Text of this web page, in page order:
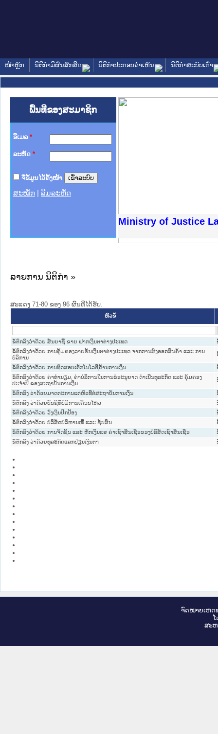
ໜ້າຫຼັກ ນິຕິກໍາມີຜົນສັກສິດ ນິຕິກໍາປະກອບຄໍາເຫັນ ນິຕິກໍາສະບັບເກົ່າ
ພື້ນທີ່ຂອງສະມາຊິກ
ອີເມລ *
ລະຫັດ *
ຈື່ຂໍ້ມູນໄວ້ຄັ້ງໜ້າ
ສະໝັກ ລືມລະຫັດ
Ministry of Justice
າຊົນ ພາກເໜືອ
ການ
ກາງ
ໃຕ້
ຕຳຫຼວດປະຊາຊົນ
ສັນຕິບານປະຊາຊົນ
ກເໜືອ
າຊົນ ພາກກາງ
ລາຍການ ນິຕິກໍາ »
ສະແດງ 71-80 ຂອງ 96 ຜົນທີ່ໄດ້ຮັບ.
ຫົວຂໍ້
ຂໍ້ຕົກລົງວ່າດ້ວຍ ສັນຍາຊື້ ຂາຍ ຝາກເງິນຕາຕ່າງປະເທດ
ຂໍ້ຕົກລົງວ່າດ້ວຍ ການຄຸ້ມຄອງລາຍຮັບເງິນຕາຕ່າງປະເທດ ຈາກການສົ່ງອອກສິນຄ້າ ແລະ ການ
ບໍລິການ
ຂໍ້ຕົກລົງວ່າດ້ວຍ ການທົດສອບເຕັກໂນໂລຊີດ້ານການເງິນ
ຂໍ້ຕົກລົງວ່າດ້ວຍ ຄ່າທຳນຽມ, ຄ່າບໍລິການໃນການຂໍອະນຸຍາດ ດຳເນີນທຸລະກິດ ແລະ ຄຸ້ມຄອງ
ປະຈຳປີ ຂອງສະຖາບັນການເງິນ
ຂໍ້ຕົກລົງ ວ່າດ້ວຍມາດຕະການແຕ່ຫົວທີຕໍ່ສະຖາບັນການເງິນ
ຂໍ້ຕົກລົງ ວ່າດ້ວຍບັນຊີທີ່ບໍ່ມີການເຄື່ອນໄຫວ
ຂໍ້ຕົກລົງວ່າດ້ວຍ ວົງເງິນປົກປ້ອງ
ຂໍ້ຕົກລົງວ່າດ້ວຍ ບໍລິສັດບໍລິຫານໜີ້ ແລະ ຊັບສິນ
ຂໍ້ຕົກລົງວ່າດ້ວຍ ການຈັດຊັ້ນ ແລະ ຫັກເງິນແຮ ຄ່າເຊົ່າສິນເຊື່ອຂອງບໍລິສັດເຊົ່າສິນເຊື່ອ
ຂໍ້ຕົກລົງ ວ່າດ້ວຍທຸລະກິດແລກປ່ຽນເງິນຕາ
ຈົດ​ໝາຍ​ເຫດ​
ສະ​ຫ